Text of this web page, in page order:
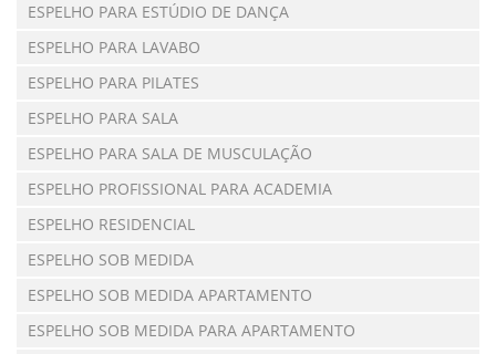
ESPELHO PARA ESTÚDIO DE DANÇA
ESPELHO PARA LAVABO
ESPELHO PARA PILATES
ESPELHO PARA SALA
ESPELHO PARA SALA DE MUSCULAÇÃO
ESPELHO PROFISSIONAL PARA ACADEMIA
ESPELHO RESIDENCIAL
ESPELHO SOB MEDIDA
ESPELHO SOB MEDIDA APARTAMENTO
ESPELHO SOB MEDIDA PARA APARTAMENTO